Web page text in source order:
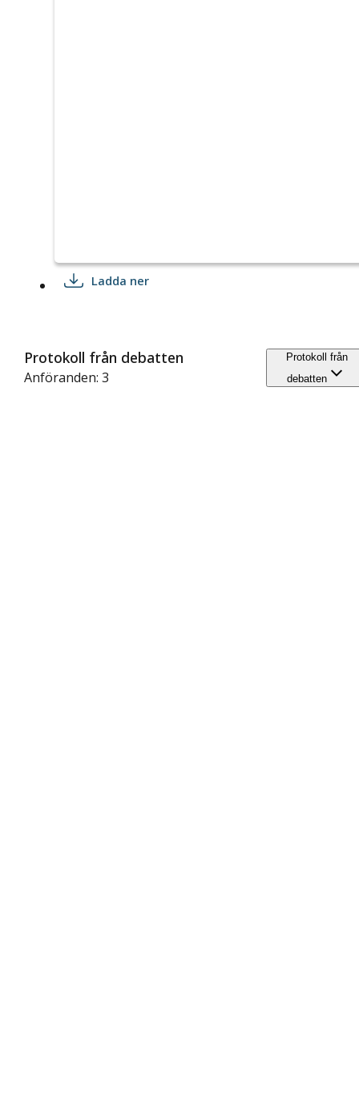
Ladda ner
Protokoll från debatten
Anföranden: 3
Protokoll från
debatten